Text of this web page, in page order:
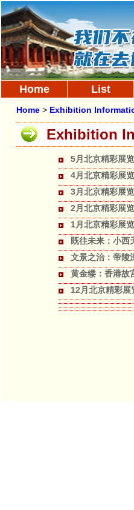
Home List
Home > Exhibition
Exhibition
5月北京精彩展
4月北京精彩展
3月北京精彩展
2月北京精彩展
1月北京精彩展
既往未来：小西
文景之治：帝陵
黄金缕：香港故
12月北京精彩展